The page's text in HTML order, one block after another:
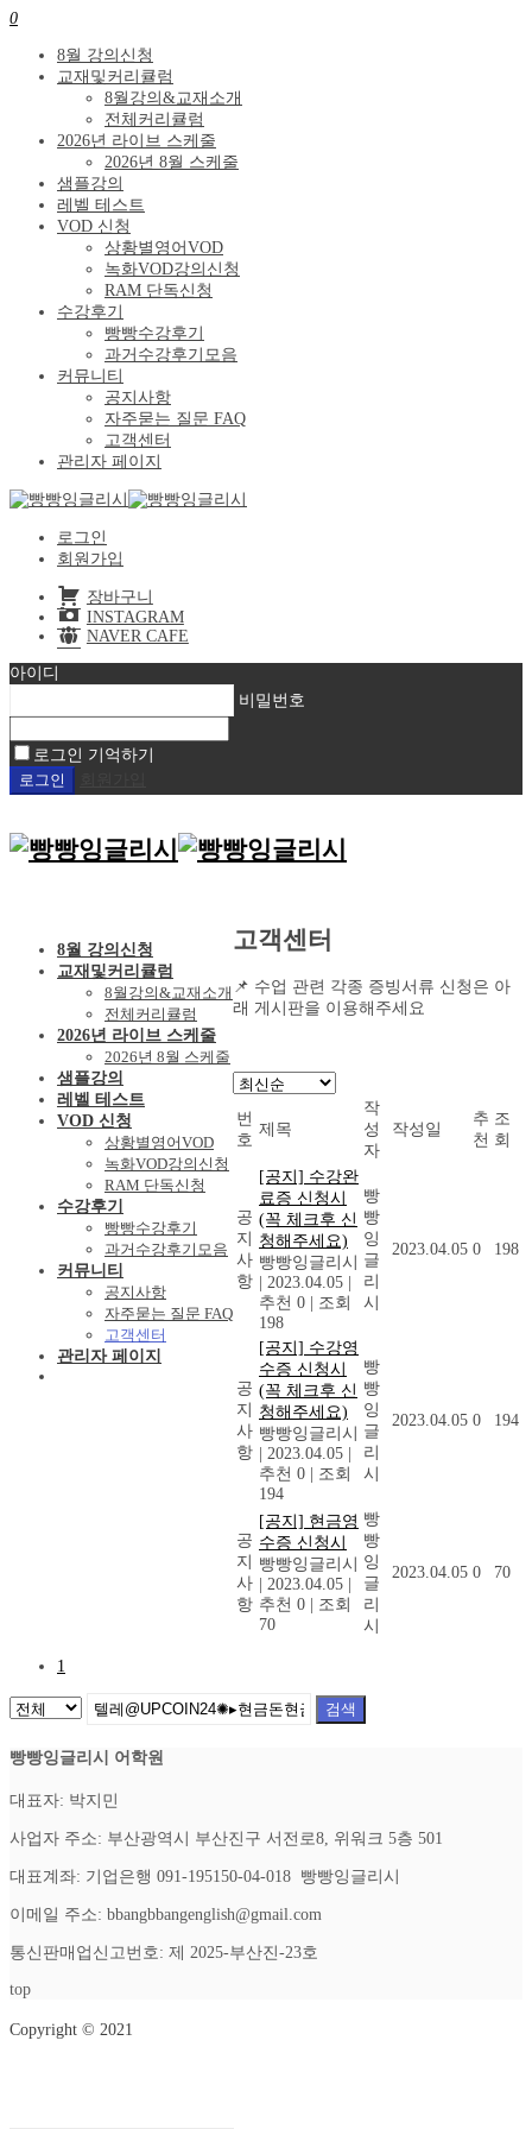
0
8월 강의신청
교재및커리큘럼
8월강의&교재소개
전체커리큘럼
2026년 라이브 스케줄
2026년 8월 스케줄
샘플강의
레벨 테스트
VOD 신청
상황별영어VOD
녹화VOD강의신청
RAM 단독신청
수강후기
빵빵수강후기
과거수강후기모음
커뮤니티
공지사항
자주묻는 질문 FAQ
고객센터
관리자 페이지
로그인
회원가입
장바구니
INSTAGRAM
NAVER CAFE
아이디
비밀번호
로그인 기억하기
8월 강의신청
교재및커리큘럼
8월강의&교재소개
전체커리큘럼
2026년 라이브 스케줄
2026년 8월 스케줄
샘플강의
레벨 테스트
VOD 신청
상황별영어VOD
녹화VOD강의신청
RAM 단독신청
수강후기
빵빵수강후기
과거수강후기모음
커뮤니티
공지사항
자주묻는 질문 FAQ
고객센터
관리자 페이지
고객센터
📌 수업 관련 각종 증빙서류 신청은 아
래 게시판을 이용해주세요
번
호
제목
작
성
자
작성일
추
천
조
회
공
지
사
항
[공지] 수강완
료증 신청시
(꼭 체크후 신
청해주세요)
빵빵잉글리시
2023.04.05
추천 0
조회
198
빵
빵
잉
글
리
시
2023.04.05 0 198
공
지
사
항
[공지] 수강영
수증 신청시
(꼭 체크후 신
청해주세요)
빵빵잉글리시
2023.04.05
추천 0
조회
194
빵
빵
잉
글
리
시
2023.04.05 0 194
공
지
사
항
[공지] 현금영
수증 신청시
빵빵잉글리시
2023.04.05
추천 0
조회
70
빵
빵
잉
글
리
시
2023.04.05 0 70
1
검색
빵빵잉글리시 어학원
대표자: 박지민
사업자 주소: 부산광역시 부산진구 서전로8, 위워크 5층 501
대표계좌: 기업은행 091-195150-04-018 빵빵잉글리시
이메일 주소: bbangbbangenglish@gmail.com
통신판매업신고번호: 제 2025-부산진-23호
top
Copyright © 2021